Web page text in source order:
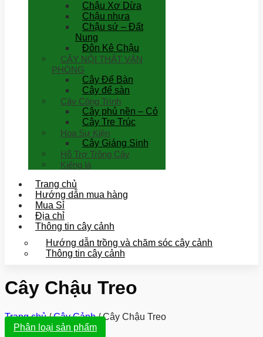
Chậu Xơ Dừa
Chậu nhựa
Chậu sứ – Đất
Nung
Đôn Kê Chậu
CÂY NỘI THẤT VĂN
PHÒNG
Cây Để Bàn
Cây để sàn
Cây Công Trình
Cây phủ nền – Cỏ
Cây Tre Trúc
Hoa Sự Kiện
Cây Giáng Sinh
Hỗ Trợ Trồng Cây
Kiểng lá
Trang chủ
Hướng dẫn mua hàng
Mua Sỉ
Địa chỉ
Thông tin cây cảnh
Hướng dẫn trồng và chăm sóc cây cảnh
Thông tin cây cảnh
Cây Chậu Treo
Trang chủ / Cây Cảnh /Cây Chậu Treo
Phân loại sản phẩm